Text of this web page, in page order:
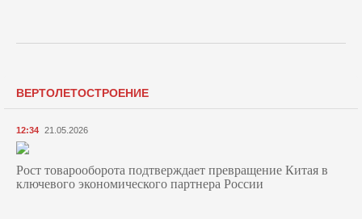
ВЕРТОЛЕТОСТРОЕНИЕ
12:34 21.05.2026
Рост товарооборота подтверждает превращение Китая в
ключевого экономического партнера России